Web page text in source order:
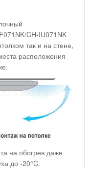
CH-IU071NK
так и на стене,
расположения
на обогрев даже
до -20°C.